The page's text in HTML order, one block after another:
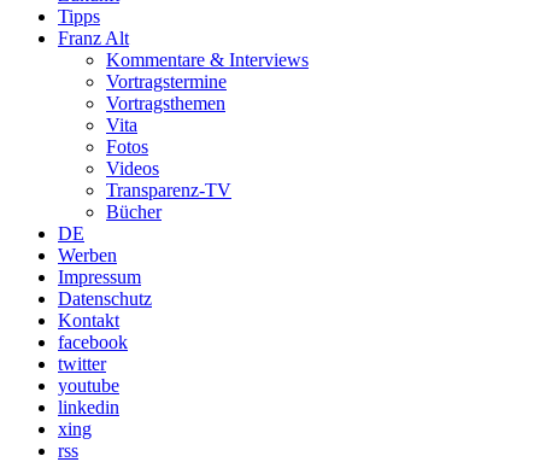
Tipps
Franz Alt
Kommentare & Interviews
Vortragstermine
Vortragsthemen
Vita
Fotos
Videos
Transparenz-TV
Bücher
DE
Werben
Impressum
Datenschutz
Kontakt
facebook
twitter
youtube
linkedin
xing
rss